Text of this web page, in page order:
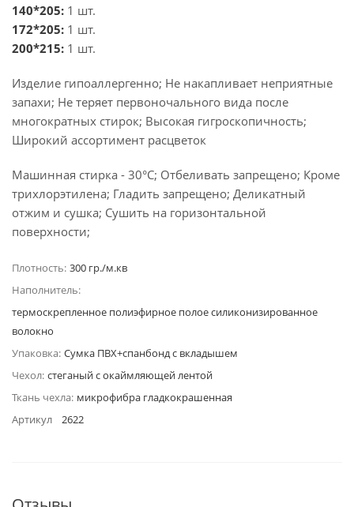
140*205: 1 шт.
172*205: 1 шт.
200*215: 1 шт.
Изделие гипоаллергенно; Не накапливает неприятные
запахи; Не теряет первоночального вида после
многократных стирок; Высокая гигроскопичность;
Широкий ассортимент расцветок
Машинная стирка - 30°C; Отбеливать запрещено; Кроме
трихлорэтилена; Гладить запрещено; Деликатный
отжим и сушка; Сушить на горизонтальной
поверхности;
Плотность: 300 гр./м.кв
Наполнитель:
термоскрепленное полиэфирное полое силиконизированное
волокно
Упаковка: Сумка ПВХ+спанбонд с вкладышем
Чехол: стеганый с окаймляющей лентой
Ткань чехла: микрофибра гладкокрашенная
Артикул
2622